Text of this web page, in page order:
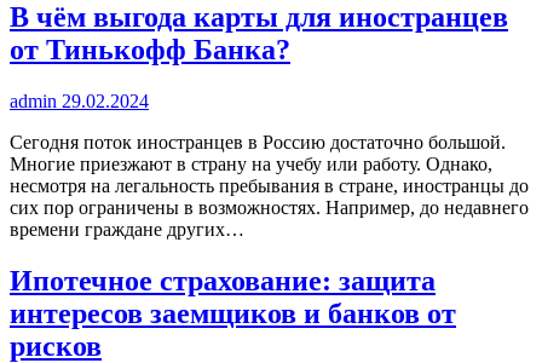
В чём выгода карты для иностранцев
от Тинькофф Банка?
admin 29.02.2024
Сегодня поток иностранцев в Россию достаточно большой.
Многие приезжают в страну на учебу или работу. Однако,
несмотря на легальность пребывания в стране, иностранцы до
сих пор ограничены в возможностях. Например, до недавнего
времени граждане других…
Ипотечное страхование: защита
интересов заемщиков и банков от
рисков